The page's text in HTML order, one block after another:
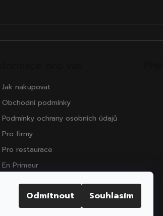
Odmítnout Souhlasím
Jak nakupovat
Obchodní podmínky
Podmínky ochrany osobních údajů
Pro firmy
Pro restaurace
En Primeur
Zákaznická podpora